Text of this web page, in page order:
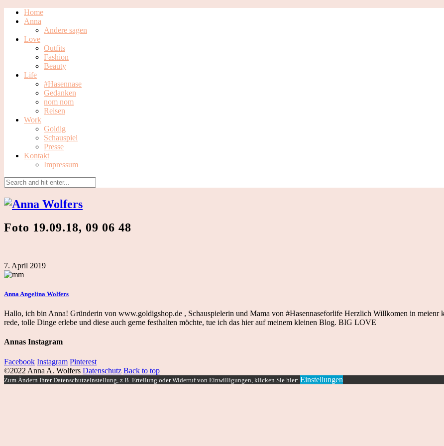
Home
Anna
Andere sagen
Love
Outfits
Fashion
Beauty
Life
#Hasennase
Gedanken
nom nom
Reisen
Work
Goldig
Schauspiel
Presse
Kontakt
Impressum
Foto 19.09.18, 09 06 48
7. April 2019
Anna Angelina Wolfers
Hallo, ich bin Anna! Gründerin von www.goldigshop.de , Schauspielerin und Mama von #Hasennaseforlife Herzlich Willkomen in meienr
rede, tolle Dinge erlebe und diese auch gerne festhalten möchte, tue ich das hier auf meinem kleinen Blog. BIG LOVE
Annas Instagram
Facebook Instagram Pinterest
©2022 Anna A. Wolfers Datenschutz Back to top
Zum Ändern Ihrer Datenschutzeinstellung, z.B. Erteilung oder Widerruf von Einwilligungen, klicken Sie hier: Einstellungen